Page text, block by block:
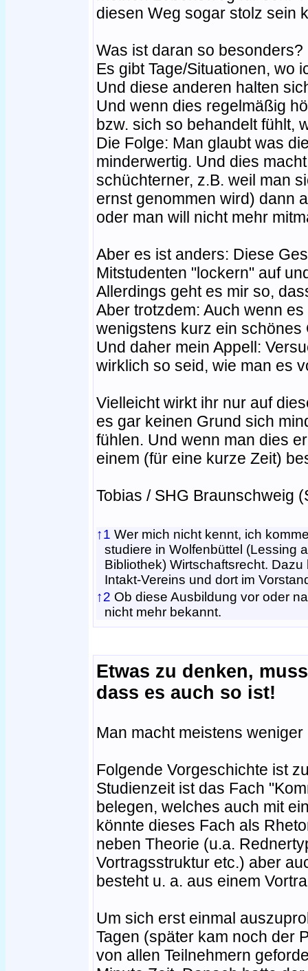
diesen Weg sogar stolz sein
Was ist daran so besonders?
Es gibt Tage/Situationen, wo
Und diese anderen halten
Und wenn dies regelmäßig
bzw. sich so behandelt fühlt,
Die Folge: Man glaubt was
minderwertig. Und dies
schüchterner, z.B. weil man
ernst genommen wird) dann
oder man will nicht mehr
Aber es ist anders: Diese
Mitstudenten "lockern" auf
Allerdings geht es mir so,
Aber trotzdem: Auch wenn
wenigstens kurz ein schönes
Und daher mein Appell:
wirklich so seid, wie man es
Vielleicht wirkt ihr nur auf
es gar keinen Grund sich
fühlen. Und wenn man dies
einem (für eine kurze Zeit)
Tobias / SHG Braunschweig
↑1 Wer mich nicht kennt, ich
studiere in Wolfenbüttel (Lessing
Bibliothek) Wirtschaftsrecht.
Intakt-Vereins und dort im
↑2 Ob diese Ausbildung vor oder
nicht mehr bekannt.
Etwas zu denken,
dass es auch so ist!
Man macht meistens
Folgende Vorgeschichte ist
Studienzeit ist das Fach
belegen, welches auch mit
könnte dieses Fach als
neben Theorie (u.a.
Vortragsstruktur etc.) aber
besteht u. a. aus einem
Um sich erst einmal
Tagen (später kam noch der
von allen Teilnehmern